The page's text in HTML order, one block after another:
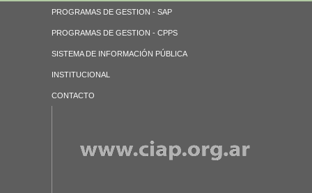
PROGRAMAS DE GESTION - SAP
PROGRAMAS DE GESTION - CPPS
SISTEMA DE INFORMACIÓN PÚBLICA
INSTITUCIONAL
CONTACTO